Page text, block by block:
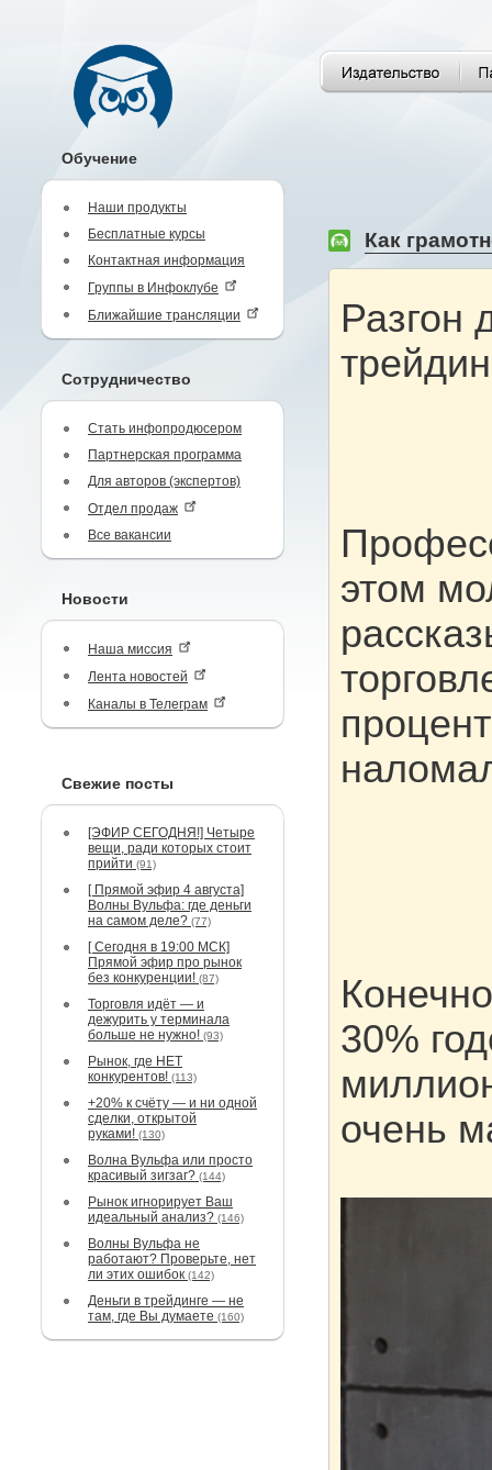
Обучение
Наши продукты
Бесплатные курсы
Контактная информация
Группы в Инфоклубе
Ближайшие трансляции
Сотрудничество
Стать инфопродюсером
Партнерская программа
Для авторов (экспертов)
Отдел продаж
Все вакансии
Новости
Наша миссия
Лента новостей
Каналы в Телеграм
Свежие посты
[ЭФИР СЕГОДНЯ!] Четыре
вещи, ради которых стоит
прийти (91)
[ Прямой эфир 4 августа]
Волны Вульфа: где деньги
на самом деле? (77)
[ Сегодня в 19:00 МСК]
Прямой эфир про рынок
без конкуренции! (87)
Торговля идёт — и
дежурить у терминала
больше не нужно! (93)
Рынок, где НЕТ
конкурентов! (113)
+20% к счёту — и ни одной
сделки, открытой
руками! (130)
Волна Вульфа или просто
красивый зигзаг? (144)
Рынок игнорирует Ваш
идеальный анализ? (146)
Волны Вульфа не
работают? Проверьте, нет
ли этих ошибок (142)
Деньги в трейдинге — не
там, где Вы думаете (160)
Как
Разгон
этом
30%
очень